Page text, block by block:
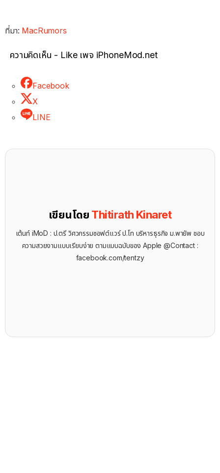
ที่มา: MacRumors
ความคิดเห็น - Like เพจ iPhoneMod.net
Facebook
X
LINE
เขียนโดย Thitirath Kinaret
เต้นท์ iMoD : ป.ตรี วิศวกรรมซอฟต์แวร์ ป.โท บริหารธุรกิจ ม.พายัพ ชอบ
ความสวยงามแบบเรียบง่าย ตามแบบฉบับของ Apple @Contact :
facebook.com/tentzy